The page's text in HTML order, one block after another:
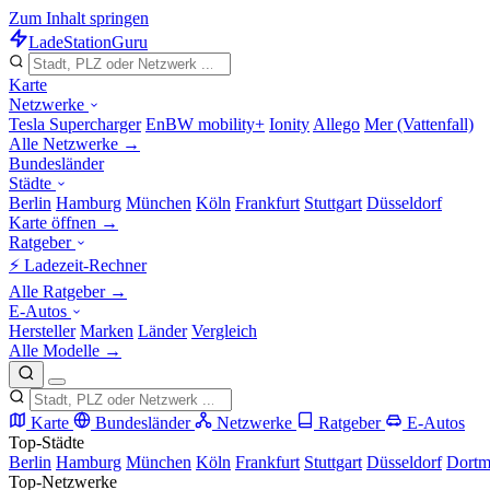
Zum Inhalt springen
LadeStationGuru
Karte
Netzwerke
Tesla Supercharger EnBW mobility+ Ionity Allego Mer (Vattenfall)
Alle Netzwerke →
Bundesländer
Städte
Berlin Hamburg München Köln Frankfurt Stuttgart Düsseldorf
Karte öffnen →
Ratgeber
⚡ Ladezeit-Rechner
Alle Ratgeber →
E-Autos
Hersteller Marken Länder Vergleich
Alle Modelle →
Karte Bundesländer Netzwerke Ratgeber
E-Autos
Top-Städte
Berlin Hamburg München Köln Frankfurt Stuttgart Düsseldorf
Top-Netzwerke